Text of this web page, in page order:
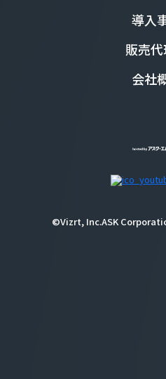
導入
販売
会社
©Vizrt, Inc.ASK